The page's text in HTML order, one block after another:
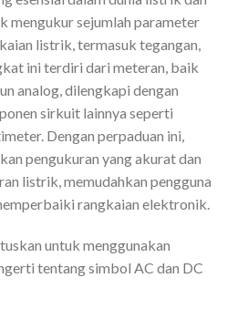
mengukur sejumlah parameter
listrik, termasuk tegangan,
ini terdiri dari meteran, baik
analog, dilengkapi dengan
sirkuit lainnya seperti
Dengan perpaduan ini,
pengukuran yang akurat dan
listrik, memudahkan pengguna
rangkaian elektronik.
untuk menggunakan
tentang simbol AC dan DC